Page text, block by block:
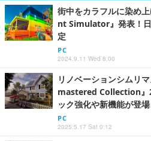
街中をカラフルに染め
nt Simulator』発表！
定
PC
2024.9.11 Wed 8:00
リノベーションシムリ
mastered Collection』
ック強化や新機能が登
PC
2025.5.17 Sat 0:12